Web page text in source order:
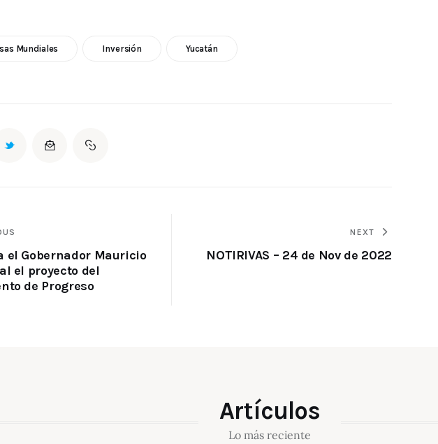
Mundiales Inversión Yucatán
el Gobernador Mauricio
el proyecto del
de Progreso
NEXT
NOTIRIVAS – 24 de Nov de 2022
Artículos
Lo más reciente